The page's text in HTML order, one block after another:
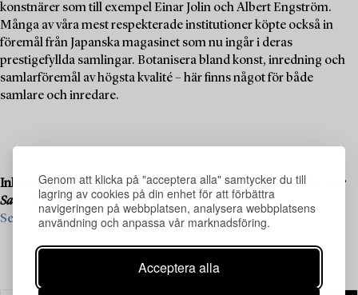
Genom att klicka på "acceptera alla" samtycker du till
lagring av cookies på din enhet för att förbättra
navigeringen på webbplatsen, analysera webbplatsens
användning och anpassa vår marknadsföring.
Acceptera alla
konstnärer som till exempel Einar Jolin och Albert Engström.
Många av våra mest respekterade institutioner köpte också in
föremål från Japanska magasinet som nu ingår i deras
prestigefyllda samlingar. Botanisera bland konst, inredning och
samlarföremål av högsta kvalité – här finns något för både
samlare och inredare.
Inlämning pågår till vår kommande liveauktionImportant Winter
Sale
, den 11–13 december.
Se vad vi söker och kontakta oss för värdering ›